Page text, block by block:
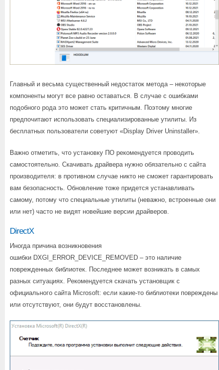
Главный и весьма существенный недостаток метода – некоторые
компоненты могут все равно оставаться. В случае с ошибками
подобного рода это может стать критичным. Поэтому многие
предпочитают использовать специализированные утилиты. Из
бесплатных пользователи советуют «Display Driver Uninstaller».
Важно отметить, что установку ПО рекомендуется проводить
самостоятельно. Скачивать драйвера нужно обязательно с сайта
производителя: в противном случае никто не сможет гарантировать
вам безопасность. Обновление тоже придется устанавливать
самому, потому что специальные утилиты (неважно, встроенные они
или нет) часто не видят новейшие версии драйверов.
DirectX
Иногда причина возникновения
ошибки DXGI_ERROR_DEVICE_REMOVED – это наличие
поврежденных библиотек. Последнее может возникать в самых
разных ситуациях. Рекомендуется скачать установщик с
официального сайта Microsoft: если какие-то библиотеки повреждены
или отсутствуют, они будут восстановлены.